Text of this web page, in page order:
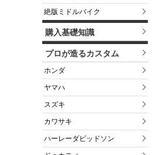
絶版ミドルバイク
購入基礎知識
プロが造るカスタム
ホンダ
ヤマハ
スズキ
カワサキ
ハーレーダビッドソン